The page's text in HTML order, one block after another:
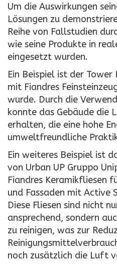
Um die Auswirkungen
Lösungen zu
Reihe von Fallstudien
wie seine Produkte in
eingesetzt wurden.
Ein Beispiel ist der Tower
mit Fiandres
wurde. Durch die
konnte das Gebäude die
erhalten, die eine hohe
umweltfreundliche
Ein weiteres Beispiel ist
von Urban UP Gruppo
Fiandres Keramikfliesen
und Fassaden mit Active
Diese Fliesen sind nicht
ansprechend, sondern
zu reinigen, was zur
noch zusätzlich die Luft